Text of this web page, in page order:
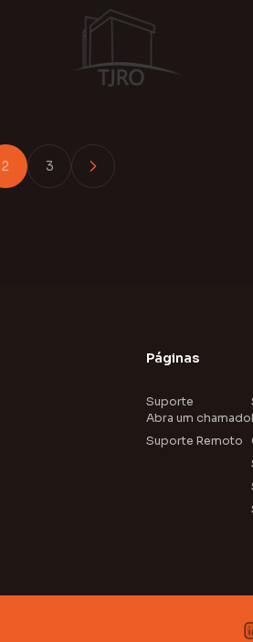
2 3
Páginas
Suporte
Abra um chamado
Suporte Remoto